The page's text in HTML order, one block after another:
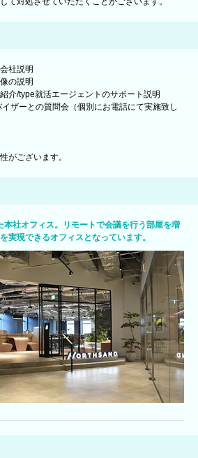
社説明
の説明
介/type就活エージェントのサポート説明
イザーとの質問会（個別にお電話にて実施致し
がございます。
社オフィス。リモートで会議を行う部屋を増
実現できるオフィスとなっています。